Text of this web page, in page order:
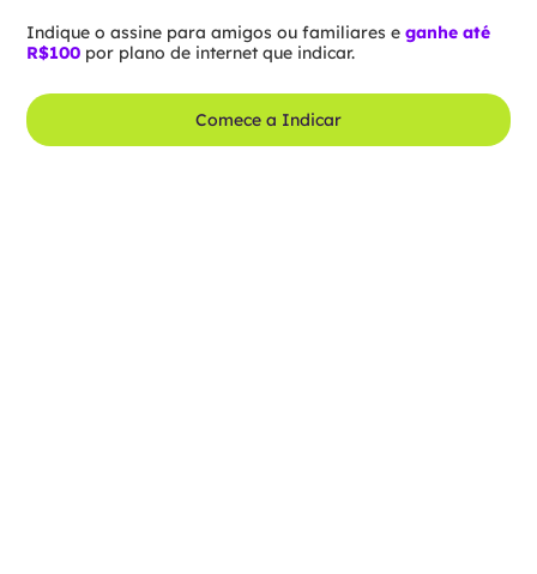
Indique o assine para amigos ou familiares eganhe até
R$100 por plano de internet que indicar.
Comece a Indicar